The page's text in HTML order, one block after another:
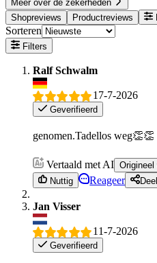
Meer over de zekerheden
Shopreviews
Productreviews
Sorteren
Filters
Ralf Schwalm
17-7-2026
Geverifieerd
genomen.Tadellos weg👏👏
Vertaald met AI Origineel
Nuttig
Reageer Deel
Jan Visser
11-7-2026
Geverifieerd